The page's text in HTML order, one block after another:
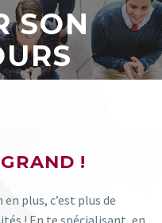
SON
!
plus, c’est plus de